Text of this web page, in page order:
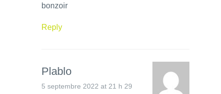
bonzoir
Reply
Plablo
5 septembre 2022 at 21 h 29